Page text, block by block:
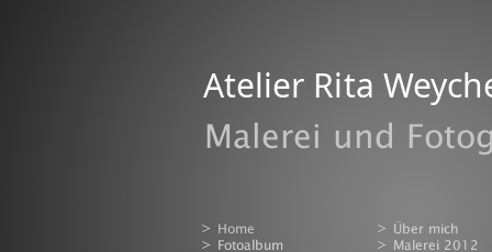
Atelier Rita